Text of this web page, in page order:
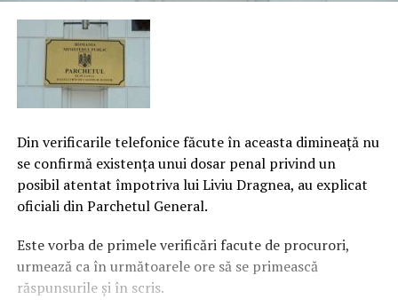
Din verificarile telefonice făcute în aceasta dimineaţă nu
se confirmă existenţa unui dosar penal privind un
posibil atentat împotriva lui Liviu Dragnea, au explicat
oficiali din Parchetul General.
Este vorba de primele verificări facute de procurori,
urmează ca în următoarele ore să se primească
răspunsurile şi în scris.